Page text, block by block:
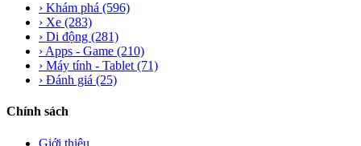
› Khám phá (596)
› Xe (283)
› Di động (281)
› Apps - Game (210)
› Máy tính - Tablet (71)
› Đánh giá (25)
Chính sách
Giới thiệu